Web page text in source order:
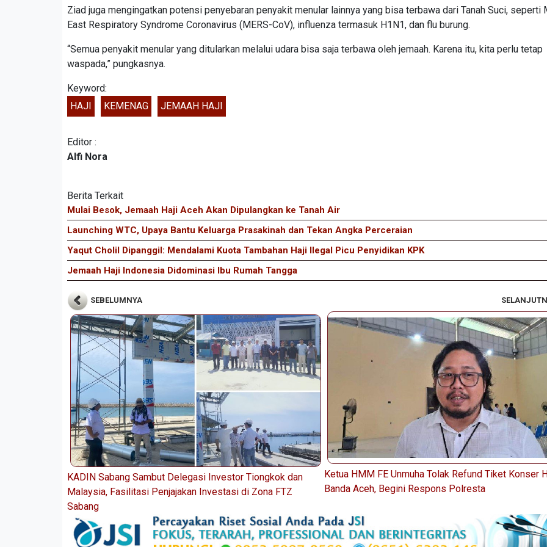
Ziad juga mengingatkan potensi penyebaran penyakit menular lainnya yang bisa terbawa dari Tanah Suci, seperti
East Respiratory Syndrome Coronavirus (MERS-CoV), influenza termasuk H1N1, dan flu burung.
“Semua penyakit menular yang ditularkan melalui udara bisa saja terbawa oleh jemaah. Karena itu, kita perlu tetap
waspada,” pungkasnya.
Keyword:
HAJI
KEMENAG JEMAAH HAJI
Editor :
Alfi Nora
Berita Terkait
Mulai Besok, Jemaah Haji Aceh Akan Dipulangkan ke Tanah Air
Launching WTC, Upaya Bantu Keluarga Prasakinah dan Tekan Angka Perceraian
Yaqut Cholil Dipanggil: Mendalami Kuota Tambahan Haji Ilegal Picu Penyidikan KPK
Jemaah Haji Indonesia Didominasi Ibu Rumah Tangga
SEBELUMNYA
KADIN Sabang Sambut Delegasi Investor Tiongkok dan
Malaysia, Fasilitasi Penjajakan Investasi di Zona FTZ
Sabang
Ketua HMM FE Unmuha Tolak Refund Tiket Konser
Banda Aceh, Begini Respons Polresta